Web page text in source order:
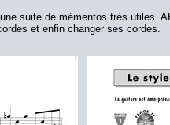
suite de mémentos très utiles.
et enfin changer ses cordes.